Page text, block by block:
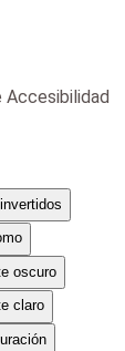
Accesibilidad
oscuro
claro